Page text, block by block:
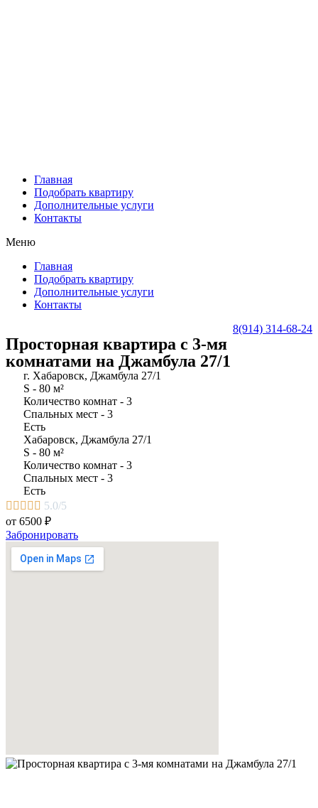
Главная
Подобрать квартиру
Дополнительные услуги
Контакты
Меню
Главная
Подобрать квартиру
Дополнительные услуги
Контакты
8(914) 314-68-24
Просторная квартира с 3-мя
комнатами на Джамбула 27/1
г. Хабаровск, Джамбула 27/1
S - 80 м²
Количество комнат - 3
Спальных мест - 3
Есть
Хабаровск, Джамбула 27/1
S - 80 м²
Количество комнат - 3
Спальных мест - 3
Есть
     5.0/5
от 6500 ₽
Забронировать